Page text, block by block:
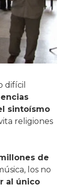
difícil
sintoísmo
religiones
de
los no
al único